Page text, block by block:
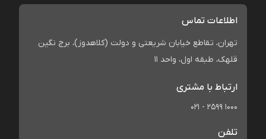
اطلاعات تماس
تهران، تقاطع خیابان شریعتی و دولت (کلاهدوز)، برج نگین
قلهک، طبقه اول، واحد 11
ارتباط با مشتری
021 - 2599 1000
تلفن